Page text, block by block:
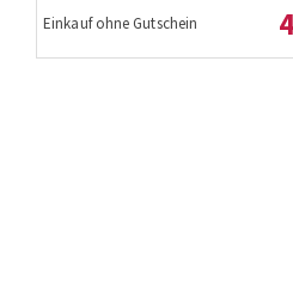
Einkauf ohne Gutschein